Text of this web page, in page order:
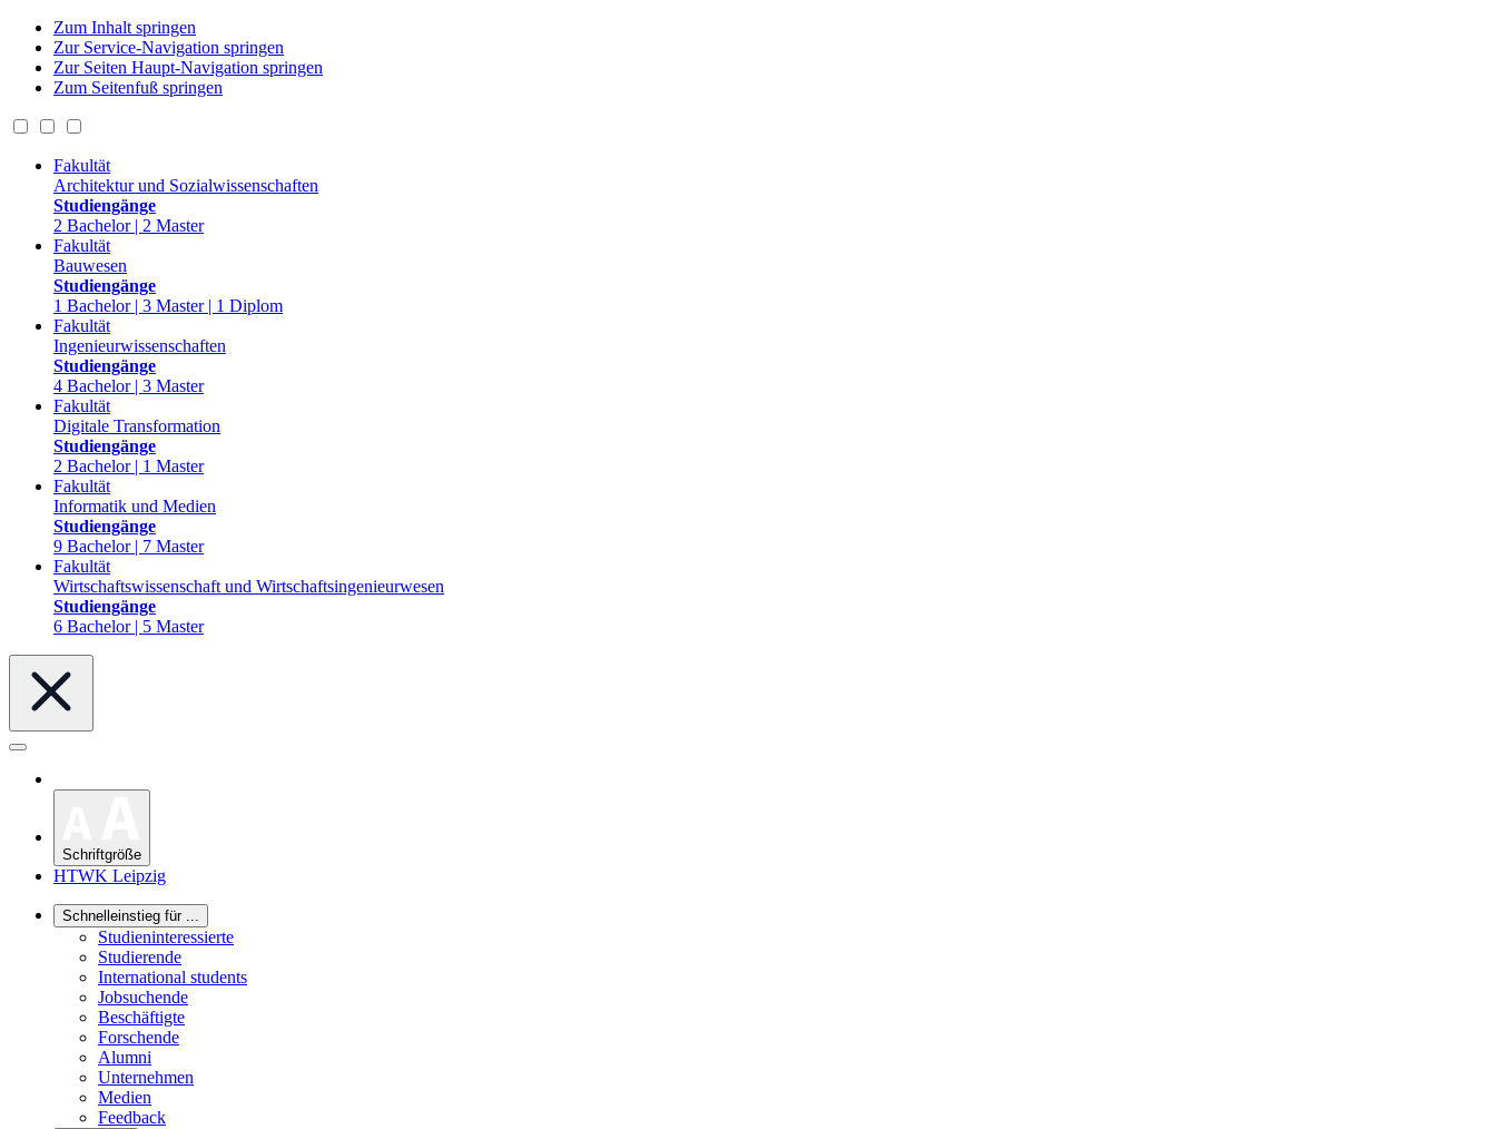
Zum Inhalt springen
Zur Service-Navigation springen
Zur Seiten Haupt-Navigation springen
Zum Seitenfuß springen
Fakultät
Architektur und Sozialwissenschaften
Studiengänge
2 Bachelor | 2 Master
Fakultät
Bauwesen
Studiengänge
1 Bachelor | 3 Master | 1 Diplom
Fakultät
Ingenieurwissenschaften
Studiengänge
4 Bachelor | 3 Master
Fakultät
Digitale Transformation
Studiengänge
2 Bachelor | 1 Master
Fakultät
Informatik und Medien
Studiengänge
9 Bachelor | 7 Master
Fakultät
Wirtschaftswissenschaft und Wirtschaftsingenieurwesen
Studiengänge
6 Bachelor | 5 Master
Schriftgröße
HTWK Leipzig
Schnelleinstieg für ...
Studieninteressierte
Studierende
International students
Jobsuchende
Beschäftigte
Forschende
Alumni
Unternehmen
Medien
Feedback